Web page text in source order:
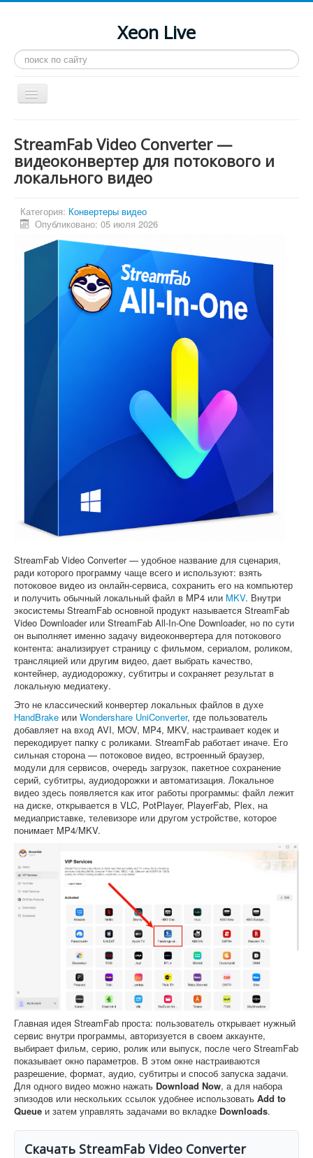
Xeon Live
Искать...
Toggle
Navigation
LGA 2011-3
LGA 2011
Инструкции
Рейтинги
Конференция
Системные программы
Софт
StreamFab Video Converter —
видеоконвертер для потокового и
локального видео
Категория: Конвертеры видео
Опубликовано: 05 июля 2026
StreamFab Video Converter — удобное название для сценария,
ради которого программу чаще всего и используют: взять
потоковое видео из онлайн-сервиса, сохранить его на компьютер
и получить обычный локальный файл в MP4 или MKV. Внутри
экосистемы StreamFab основной продукт называется StreamFab
Video Downloader или StreamFab All-In-One Downloader, но по сути
он выполняет именно задачу видеоконвертера для потокового
контента: анализирует страницу с фильмом, сериалом, роликом,
трансляцией или другим видео, дает выбрать качество,
контейнер, аудиодорожку, субтитры и сохраняет результат в
локальную медиатеку.
Это не классический конвертер локальных файлов в духе
HandBrake или Wondershare UniConverter, где пользователь
добавляет на вход AVI, MOV, MP4, MKV, настраивает кодек и
перекодирует папку с роликами. StreamFab работает иначе. Его
сильная сторона — потоковое видео, встроенный браузер,
модули для сервисов, очередь загрузок, пакетное сохранение
серий, субтитры, аудиодорожки и автоматизация. Локальное
видео здесь появляется как итог работы программы: файл лежит
на диске, открывается в VLC, PotPlayer, PlayerFab, Plex, на
медиаприставке, телевизоре или другом устройстве, которое
понимает MP4/MKV.
Главная идея StreamFab проста: пользователь открывает нужный
сервис внутри программы, авторизуется в своем аккаунте,
выбирает фильм, серию, ролик или выпуск, после чего StreamFab
показывает окно параметров. В этом окне настраиваются
разрешение, формат, аудио, субтитры и способ запуска задачи.
Для одного видео можно нажать Download Now, а для набора
эпизодов или нескольких ссылок удобнее использовать Add to
Queue и затем управлять задачами во вкладке Downloads.
Скачать StreamFab Video Converter